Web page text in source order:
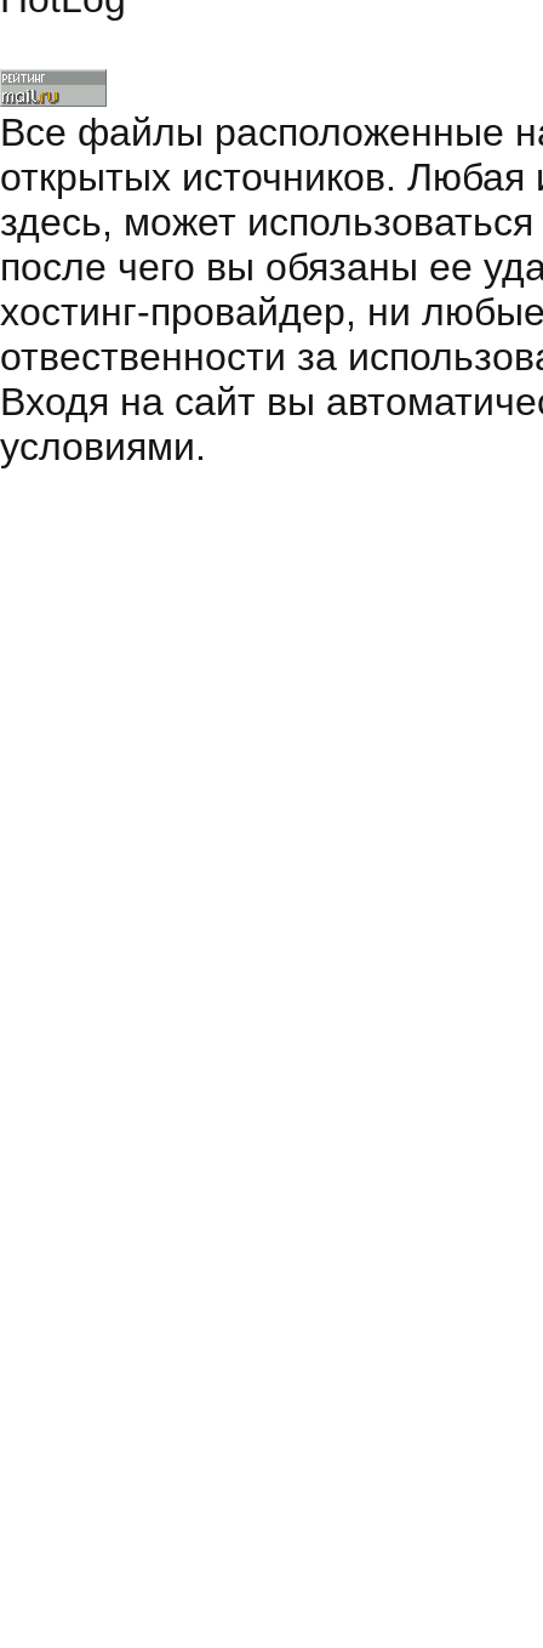
Все файлы расположенные
открытых источников.
здесь, может
после чего вы обязаны ее
хостинг-провайдер, ни
отвественности за
Входя на сайт вы
условиями.